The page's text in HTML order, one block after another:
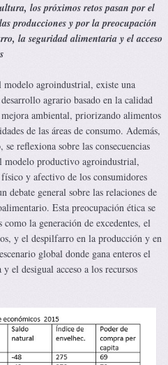
los próximos retos pasan por el
producciones y por la preocupación
la seguridad alimentaria y el acceso
modelo agroindustrial, existe una
agrario basado en la calidad
ambiental, priorizando alimentos
de las áreas de consumo. Además,
reflexiona sobre las consecuencias
modelo productivo agroindustrial,
y afectivo de los consumidores
debate general sobre las relaciones de
Esta preocupación ética se
la generación de excedentes, el
y el despilfarro en la producción y en
global donde gana enteros el
el desigual acceso a los recursos